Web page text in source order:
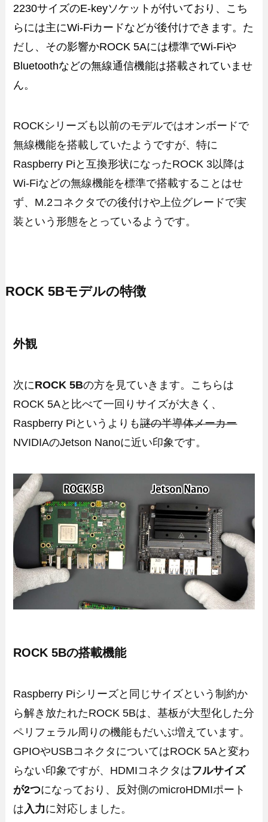
2230サイズのE-keyソケットが付いており、こち
らには主にWi-Fiカードなどが後付けできます。た
だし、その影響かROCK 5Aには標準でWi-Fiや
Bluetoothなどの無線通信機能は搭載されていませ
ん。
ROCKシリーズも以前のモデルではオンボードで
無線機能を搭載していたようですが、特に
Raspberry Piと互換形状になったROCK 3以降は
Wi-Fiなどの無線機能を標準で搭載することはせ
ず、M.2コネクタでの後付けや上位グレードで実
装という形態をとっているようです。
ROCK 5Bモデルの特徴
外観
次にROCK 5Bの方を見ていきます。こちらは
ROCK 5Aと比べて一回りサイズが大きく、
Raspberry Piというよりも謎の半導体メーカー
NVIDIAのJetson Nanoに近い印象です。
ROCK 5Bの搭載機能
Raspberry Piシリーズと同じサイズという制約か
ら解き放たれたROCK 5Bは、基板が大型化した分
ペリフェラル周りの機能もだいぶ増えています。
GPIOやUSBコネクタについてはROCK 5Aと変わ
らない印象ですが、HDMIコネクタはフルサイズ
が2つになっており、反対側のmicroHDMIポート
は入力に対応しました。